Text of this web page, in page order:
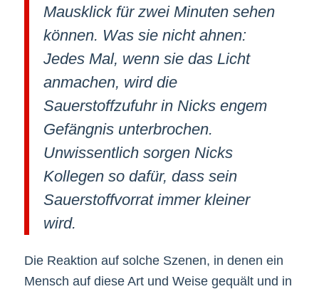
Mausklick für zwei Minuten sehen
können. Was sie nicht ahnen:
Jedes Mal, wenn sie das Licht
anmachen, wird die
Sauerstoffzufuhr in Nicks engem
Gefängnis unterbrochen.
Unwissentlich sorgen Nicks
Kollegen so dafür, dass sein
Sauerstoffvorrat immer kleiner
wird.
Die Reaktion auf solche Szenen, in denen ein
Mensch auf diese Art und Weise gequält und in